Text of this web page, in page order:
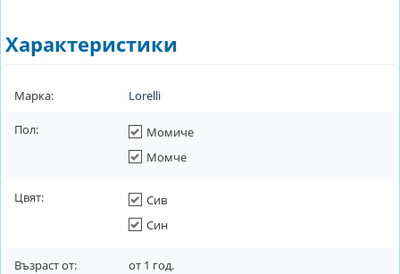
Характеристики
Марка: Lorelli
Пол:
Момиче
Момче
Цвят:
Сив
Син
Възраст от: от 1 год.